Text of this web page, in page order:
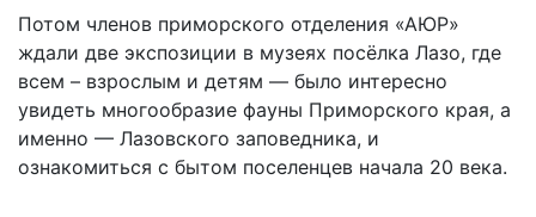
Потом членов приморского отделения «АЮР»
ждали две экспозиции в музеях посёлка Лазо, где
всем – взрослым и детям — было интересно
увидеть многообразие фауны Приморского края, а
именно — Лазовского заповедника, и
ознакомиться с бытом поселенцев начала 20 века.